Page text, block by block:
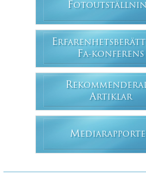
F
E
FA-KONFERENS
R
ARTIKLAR
M